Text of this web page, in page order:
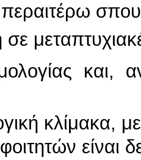
και,
κλίμακα,
είναι